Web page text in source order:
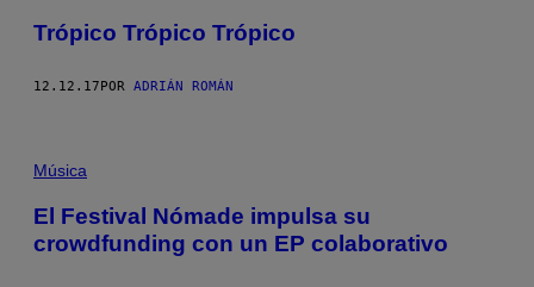
Trópico Trópico Trópico
12.12.17 POR ADRIÁN ROMÁN
Música
El Festival Nómade impulsa su
crowdfunding con un EP colaborativo